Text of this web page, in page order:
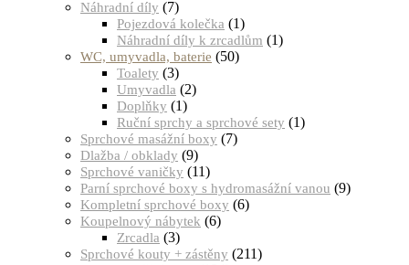
Náhradní díly (7)
Pojezdová kolečka (1)
Náhradní díly k zrcadlům (1)
WC, umyvadla, baterie (50)
Toalety (3)
Umyvadla (2)
Doplňky (1)
Ruční sprchy a sprchové sety (1)
Sprchové masážní boxy (7)
Dlažba / obklady (9)
Sprchové vaničky (11)
Parní sprchové boxy s hydromasážní vanou (9)
Kompletní sprchové boxy (6)
Koupelnový nábytek (6)
Zrcadla (3)
Sprchové kouty + zástěny (211)